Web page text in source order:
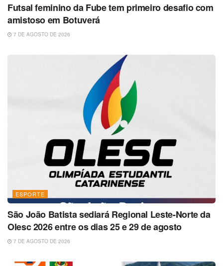
Futsal feminino da Fube tem primeiro desafio com
amistoso em Botuverá
7 DE AGOSTO DE 2026
ESPORTE
São João Batista sediará Regional Leste-Norte da
Olesc 2026 entre os dias 25 e 29 de agosto
7 DE AGOSTO DE 2026